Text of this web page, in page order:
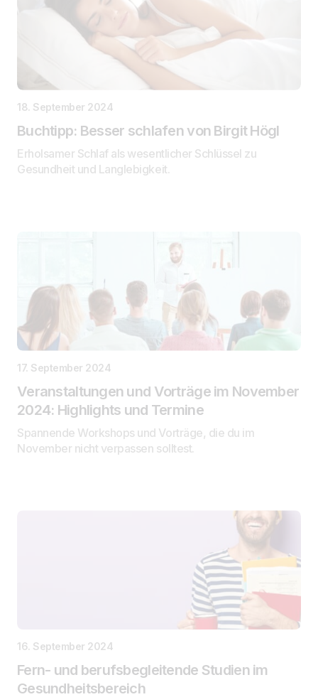
18. September 2024
Buchtipp: Besser schlafen von Birgit Högl
Erholsamer Schlaf als wesentlicher Schlüssel zu
Gesundheit und Langlebigkeit.
17. September 2024
Veranstaltungen und Vorträge im November
2024: Highlights und Termine
Spannende Workshops und Vorträge, die du im
November nicht verpassen solltest.
16. September 2024
Fern- und berufsbegleitende Studien im
Gesundheitsbereich